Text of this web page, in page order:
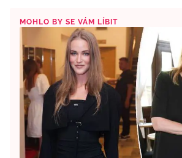
MOHLO BY SE VÁM LÍBIT